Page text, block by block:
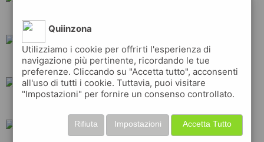
total
esso q8 eni
Quiinzona
Utilizziamo i cookie per offrirti l'esperienza di
navigazione più pertinente, ricordando le tue
preferenze. Cliccando su "Accetta tutto", acconsenti
all'uso di tutti i cookie. Tuttavia, puoi visitare
"Impostazioni" per fornire un consenso controllato.
Accetta Tutto
Impostazioni
Rifiuta